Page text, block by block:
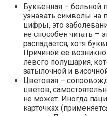
Буквенная – больной
узнавать символы на
цифры, это
не способен читать –
распадается, хотя
Причиной ее
левого полушария,
затылочной и
Цветовая –
цветов,
не может. Иногда
карточках